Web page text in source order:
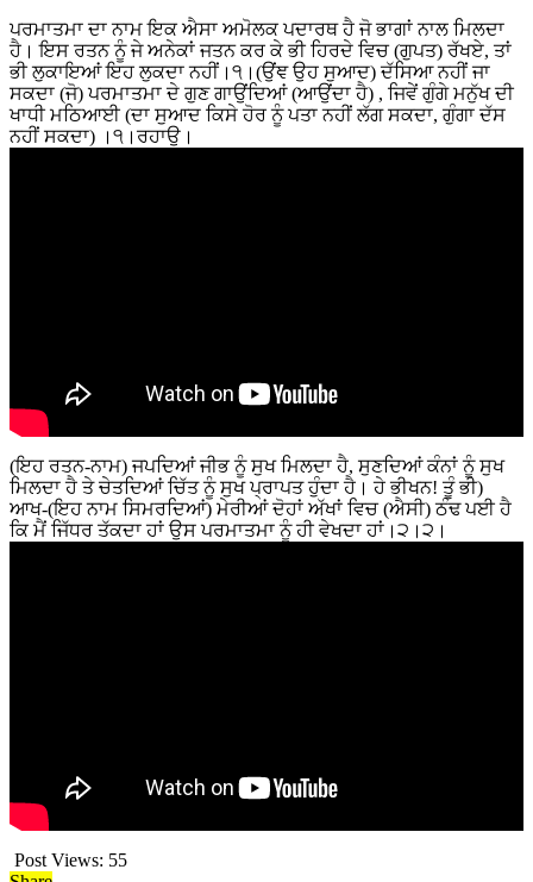
ਪਰਮਾਤਮਾ ਦਾ ਨਾਮ ਇਕ ਐਸਾ ਅਮੋਲਕ ਪਦਾਰਥ ਹੈ ਜੋ ਭਾਗਾਂ ਨਾਲ ਮਿਲਦਾ
ਹੈ। ਇਸ ਰਤਨ ਨੂੰ ਜੇ ਅਨੇਕਾਂ ਜਤਨ ਕਰ ਕੇ ਭੀ ਹਿਰਦੇ ਵਿਚ (ਗੁਪਤ) ਰੱਖਏ, ਤਾਂ
ਭੀ ਲੁਕਾਇਆਂ ਇਹ ਲੁਕਦਾ ਨਹੀਂ।੧।(ਉਂਞ ਉਹ ਸੁਆਦ) ਦੱਸਿਆ ਨਹੀਂ ਜਾ
ਸਕਦਾ (ਜੋ) ਪਰਮਾਤਮਾ ਦੇ ਗੁਣ ਗਾਉਂਦਿਆਂ (ਆਉਂਦਾ ਹੈ) , ਜਿਵੇਂ ਗੁੰਗੇ ਮਨੁੱਖ ਦੀ
ਖਾਧੀ ਮਠਿਆਈ (ਦਾ ਸੁਆਦ ਕਿਸੇ ਹੋਰ ਨੂੰ ਪਤਾ ਨਹੀਂ ਲੱਗ ਸਕਦਾ, ਗੁੰਗਾ ਦੱਸ
ਨਹੀਂ ਸਕਦਾ) ।੧।ਰਹਾਉ।
(ਇਹ ਰਤਨ-ਨਾਮ) ਜਪਦਿਆਂ ਜੀਭ ਨੂੰ ਸੁਖ ਮਿਲਦਾ ਹੈ, ਸੁਣਦਿਆਂ ਕੰਨਾਂ ਨੂੰ ਸੁਖ
ਮਿਲਦਾ ਹੈ ਤੇ ਚੇਤਦਿਆਂ ਚਿੱਤ ਨੂੰ ਸੁਖ ਪ੍ਰਾਪਤ ਹੁੰਦਾ ਹੈ। ਹੇ ਭੀਖਨ! ਤੂੰ ਭੀ)
ਆਖ-(ਇਹ ਨਾਮ ਸਿਮਰਦਿਆਂ) ਮੇਰੀਆਂ ਦੋਹਾਂ ਅੱਖਾਂ ਵਿਚ (ਐਸੀ) ਠੰਢ ਪਈ ਹੈ
ਕਿ ਮੈਂ ਜਿੱਧਰ ਤੱਕਦਾ ਹਾਂ ਉਸ ਪਰਮਾਤਮਾ ਨੂੰ ਹੀ ਵੇਖਦਾ ਹਾਂ।੨।੨।
Post Views: 55